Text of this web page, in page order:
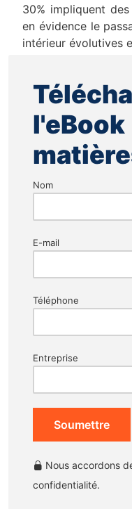
30% impliquent
en évidence le
intérieur évolutives
l'eBook
Nom
E-mail
Téléphone
Entreprise
Soumettre
Nous accordons
confidentialité.